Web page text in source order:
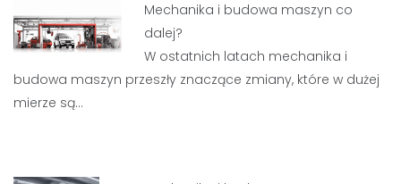
Mechanika i budowa maszyn co
dalej?
W ostatnich latach mechanika i
budowa maszyn przeszły znaczące zmiany, które w dużej
mierze są…